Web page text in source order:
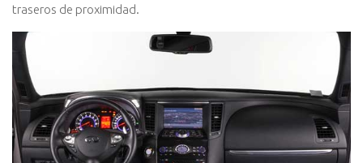
traseros de proximidad.